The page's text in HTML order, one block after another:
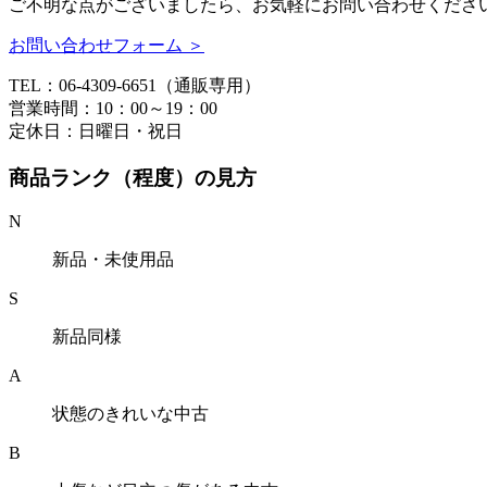
ご不明な点がございましたら、お気軽にお問い合わせくださ
お問い合わせフォーム ＞
TEL：06-4309-6651（通販専用）
営業時間：10：00～19：00
定休日：日曜日・祝日
商品ランク（程度）の見方
N
新品・未使用品
S
新品同様
A
状態のきれいな中古
B